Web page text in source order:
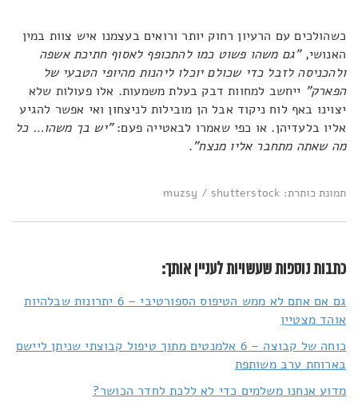
כשהולכים עם הרעיון רחוק יותר ורואים בעצמנו איש צוות במין
האנושי,"גם משהו פשוט כמו להתכופף לאסוף חתיכת אשפה
ולהכניסה לזבל כדי שכולם יוכלו ליהנות מהיופי הטבעי של
הפארק" ייחשב למחוות דבק בעלת משמעות. אלו פעולות שלא
יצוינו באף לוח ניקוד אבל הן מובילות לניצחון ואי אפשר להגיע
אליו בלעדיהן. או כפי שאמרו לבאטייה פעם:"יש בך משהו… כל
מה שאתה מתחבר אליו מנצח".
תמונת כותרת: muzsy / shutterstock
כתבות נוספות שעשויות לעניין אותך:
גם אם אתם לא ממש הטיפוס הספורטיבי – 6 יתרונות שבלהיות
אוהד מצטיין
כוחה של קבוצה – 6 אלמנטים מתוך טיפול קבוצתי שניתן ליישם
בארוחת ערב משותפת
מדוע אנחנו משלמים כדי לא ללכת לחדר הכושר?